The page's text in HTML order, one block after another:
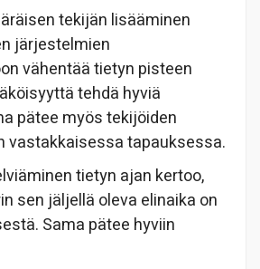
tekijän lisääminen
järjestelmien
vähentää tietyn pisteen
tehdä hyviä
pätee myös tekijöiden
vastakkaisessa tapauksessa.
tietyn ajan kertoo,
sen jäljellä oleva elinaika on
Sama pätee hyviin